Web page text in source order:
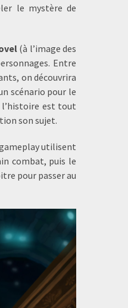
le mystère de
(à l’image des
Entre
on découvrira
scénario pour le
est tout
son sujet.
utilisent
combat, puis le
pour passer au